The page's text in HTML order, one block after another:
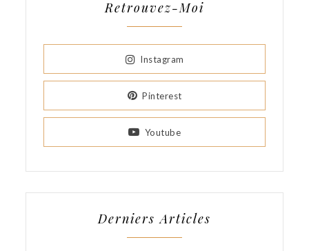
Retrouvez-Moi
Instagram
Pinterest
Youtube
Derniers Articles